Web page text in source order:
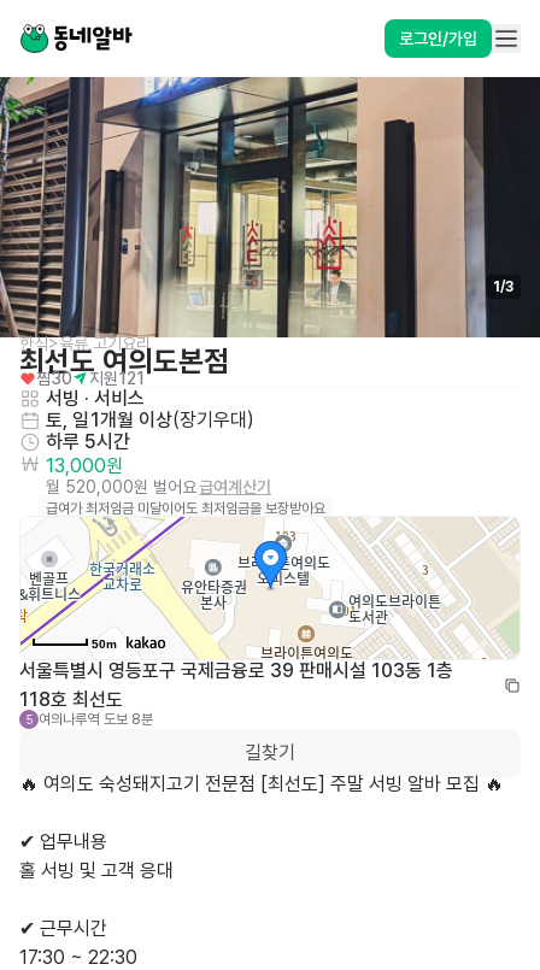
로그인/가입
1/3
한식>육류,고기요리
최선도 여의도본점
찜30 지원121
서빙 · 서비스
토, 일1개월 이상(장기우대 )
하루 5시간
13,000원
월 520,000원 벌어요급여계산기
급여가 최저임금 미달이어도 최저임금을 보장받아요
50m
서울특별시 영등포구 국제금융로 39 판매시설 103동 1층
118호 최선도
5 여의나루역 도보 8분
길찾기
🔥 여의도 숙성돼지고기 전문점 [최선도] 주말 서빙 알바 모집 🔥
✔ 업무내용
홀 서빙 및 고객 응대
✔ 근무시간
17:30 ~ 22:30